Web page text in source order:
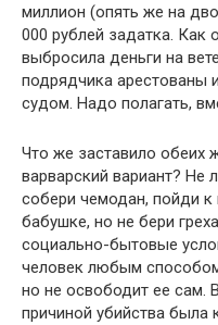
миллион (опять же на
000 рублей задатка. Как
выбросила деньги на
подрядчика арестованы
судом. Надо полагать,
Что же заставило обеих
варварский вариант? Не
собери чемодан, пойди
бабушке, но не бери
социально-бытовые
человек любым
но не освободит ее сам.
причиной убийства была